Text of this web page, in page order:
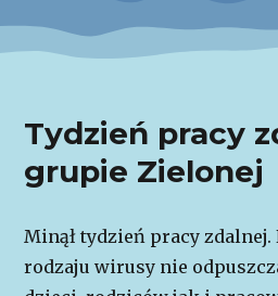
Tydzień pracy
grupie Zielonej
Minął tydzień pracy
rodzaju wirusy nie